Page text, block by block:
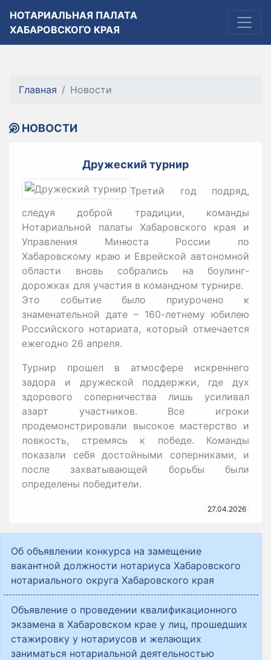
НОТАРИАЛЬНАЯ ПАЛАТА
ХАБАРОВСКОГО КРАЯ
Главная Новости
НОВОСТИ
Дружеский турнир
Третий год подряд,
следуя доброй традиции, команды
Нотариальной палаты Хабаровского края и
Управления Минюста России по
Хабаровскому краю и Еврейской автономной
области вновь собрались на боулинг-
дорожках для участия в командном турнире.
Это событие было приурочено к
знаменательной дате – 160-летнему юбилею
Российского нотариата, который отмечается
ежегодно 26 апреля.
Турнир прошел в атмосфере искреннего
задора и дружеской поддержки, где дух
здорового соперничества лишь усиливал
азарт участников. Все игроки
продемонстрировали высокое мастерство и
ловкость, стремясь к победе. Команды
показали себя достойными соперниками, и
после захватывающей борьбы были
определены победители.
27.04.2026
Об объявлении конкурса на замещение
вакантной должности нотариуса Хабаровского
нотариального округа Хабаровского края
Объявление о проведении квалификационного
экзамена в Хабаровском крае у лиц, прошедших
стажировку у нотариусов и желающих
заниматься нотариальной деятельностью